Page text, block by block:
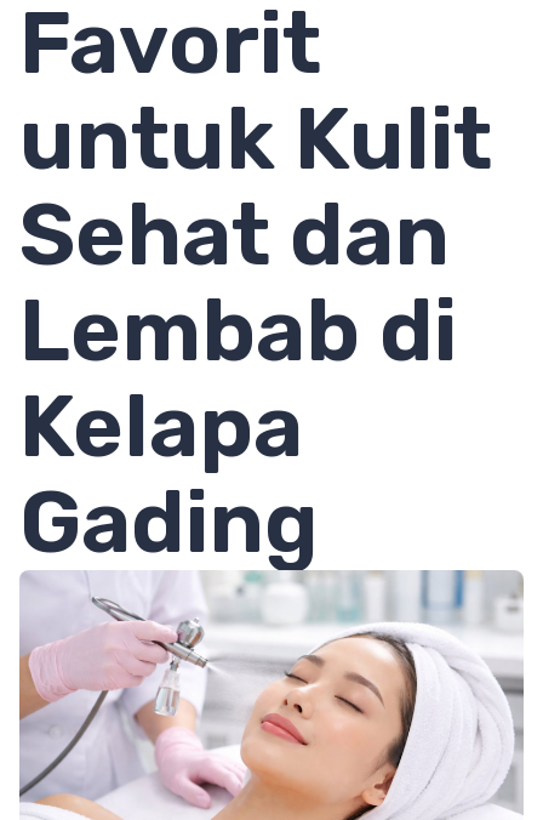
Favorit
untuk Kulit
Sehat dan
Lembab di
Kelapa
Gading